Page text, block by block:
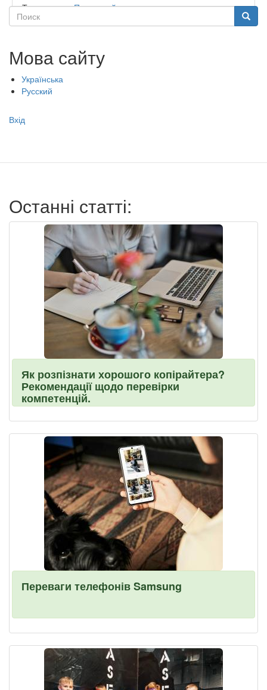
Тип садочку:Приватний
Поиск Поиск
Мова сайту
Українська
Русский
Меню
записи
Вхід
Останні статті:
Як розпізнати хорошого копірайтера?
Рекомендації щодо перевірки
компетенцій.
Переваги телефонів Samsung